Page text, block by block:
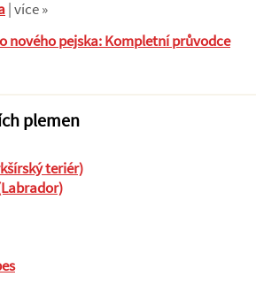
| více »
nového pejska: Kompletní průvodce
plemen
teriér)